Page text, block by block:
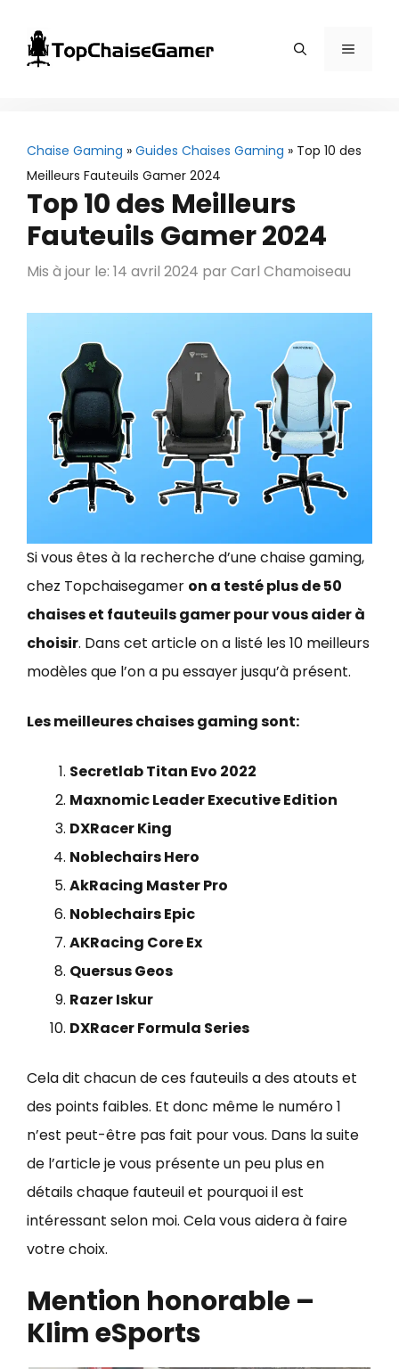
contenu
Menu
Chaise Gaming » Guides Chaises Gaming » Top 10 des
Meilleurs Fauteuils Gamer 2024
Top 10 des Meilleurs
Fauteuils Gamer 2024
Mis à jour le: 14 avril 2024 par Carl Chamoiseau
Si vous êtes à la recherche d’une chaise gaming,
chez Topchaisegamer on a testé plus de 50
chaises et fauteuils gamer pour vous aider à
choisir. Dans cet article on a listé les 10 meilleurs
modèles que l’on a pu essayer jusqu’à présent.
Les meilleures chaises gaming sont:
Secretlab Titan Evo 2022
Maxnomic Leader Executive Edition
DXRacer King
Noblechairs Hero
AkRacing Master Pro
Noblechairs Epic
AKRacing Core Ex
Quersus Geos
Razer Iskur
DXRacer Formula Series
Cela dit chacun de ces fauteuils a des atouts et
des points faibles. Et donc même le numéro 1
n’est peut-être pas fait pour vous. Dans la suite
de l’article je vous présente un peu plus en
détails chaque fauteuil et pourquoi il est
intéressant selon moi. Cela vous aidera à faire
votre choix.
Mention honorable –
Klim eSports